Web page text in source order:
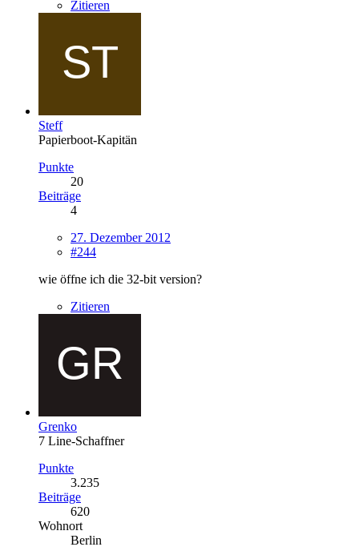
Zitieren
Steff
Papierboot-Kapitän
Punkte
20
Beiträge
4
27. Dezember 2012
#244
wie öffne ich die 32-bit version?
Zitieren
Grenko
7 Line-Schaffner
Punkte
3.235
Beiträge
620
Wohnort
Berlin